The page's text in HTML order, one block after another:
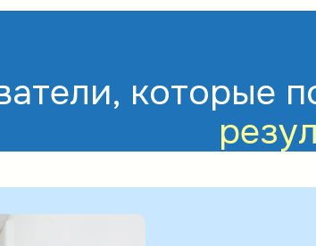
которые